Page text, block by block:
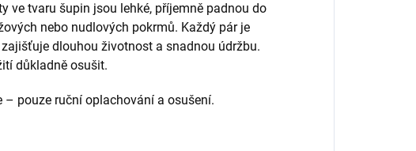
ve tvaru šupin jsou lehké, příjemně padnou do
nebo nudlových pokrmů. Každý pár je
dlouhou životnost a snadnou údržbu.
důkladně osušit.
– pouze ruční oplachování a osušení.